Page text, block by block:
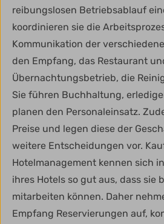
reibungslosen Betriebsablauf
koordinieren sie die
Kommunikation der
den Empfang, das Restaurant
Übernachtungsbetrieb, die
Sie führen Buchhaltung,
planen den Personaleinsatz.
Preise und legen diese der
weitere Entscheidungen vor.
Hotelmanagement kennen sich
ihres Hotels so gut aus, dass sie
mitarbeiten können. Daher
Empfang Reservierungen auf,